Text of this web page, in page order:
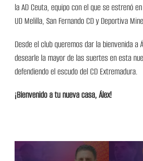
la AD Ceuta, equipo con el que se estrenó
UD Melilla, San Fernando CD y Deportiva
Desde el club queremos dar la bienvenida a
desearle la mayor de las suertes en esta
defendiendo el escudo del CD Extremadura.
¡Bienvenido a tu nueva casa, Álex!